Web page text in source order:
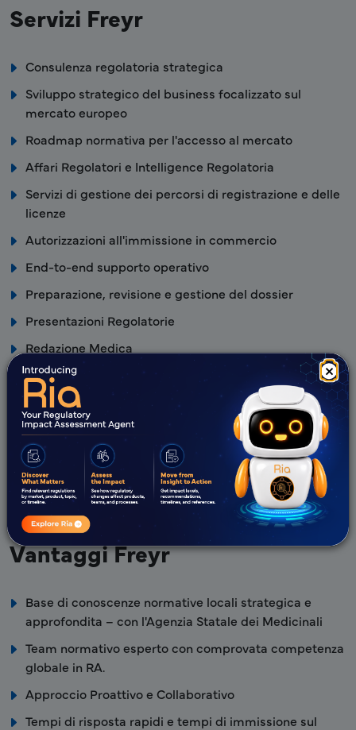
×
Servizi Freyr
Consulenza regolatoria strategica
Sviluppo strategico del business focalizzato sul
mercato europeo
Roadmap normativa per l'accesso al mercato
Affari Regolatori e Intelligence Regolatoria
Servizi di gestione dei percorsi di registrazione e delle
licenze
Autorizzazioni all'immissione in commercio
End-to-end supporto operativo
Preparazione, revisione e gestione del dossier
Presentazioni Regolatorie
Redazione Medica
Farmacovigilanza
QPPV
Gestione del Rischio
GCP
Valutazioni di mercato
Rappresentanza nel Paese
Vantaggi Freyr
Base di conoscenze normative locali strategica e
approfondita – con l'Agenzia Statale dei Medicinali
Team normativo esperto con comprovata competenza
globale in RA.
Approccio Proattivo e Collaborativo
Tempi di risposta rapidi e tempi di immissione sul